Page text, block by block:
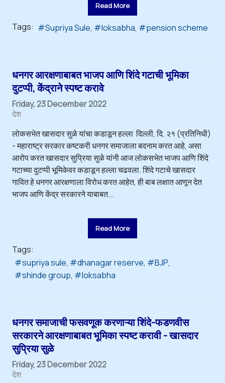
Read More
Tags: Supriya Sule loksabha pension scheme
धनगर आरक्षणाबाबत भाजप आणि शिंदे गटाची भूमिका
दुटप्पी, केंद्राने स्पष्ट करावे
Friday, 23 December 2022
देश
लोकसभेत खासदार सुळे यांचा कडाडून हल्ला दिल्ली, दि. २१ (प्रतिनिधी)
- महाराष्ट्र सरकार कष्टकरी धनगर समाजाला बदनाम करत आहे, असा
आरोप करत खासदार सुप्रिया सुळे यांनी आज लोकसभेत भाजप आणि शिंदे
गटाच्या दुटप्पी भूमिकेवर कडाडून हल्ला चढवला. शिंदे गटाचे खासदार
गावित हे धनगर आरक्षणाला विरोध करत आहेत, ही बाब लक्षात आणून देत
भाजप आणि केंद्र सरकारने याबाबत...
Read More
Tags:
supriya sule
dhanagar reserve
BJP
shinde group
loksabha
धनगर समाजाची फसवणूक करणाऱ्या शिंदे-फडणवीस
सरकारने आरक्षणाबाबत भूमिका स्पष्ट करावी - खासदार
सुप्रिया सुळे
Friday, 23 December 2022
देश